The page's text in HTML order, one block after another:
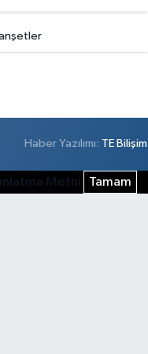
Haber Yazılımı: TE Bilişim
Metni Tamam